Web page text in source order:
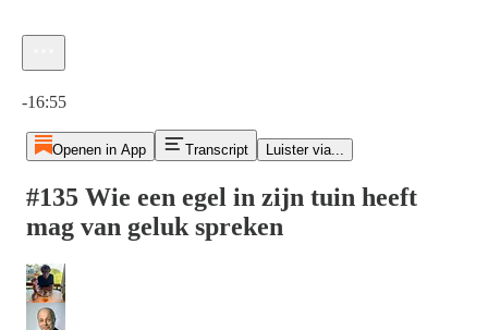
-16:55
Openen in App Transcript Luister via...
#135 Wie een egel in zijn tuin heeft
mag van geluk spreken